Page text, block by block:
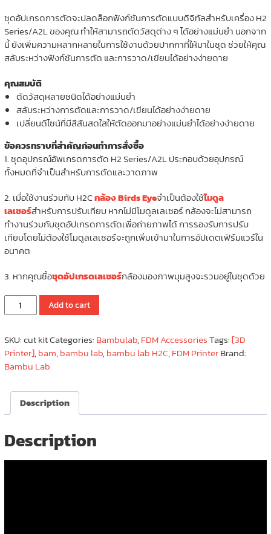
ชุดอัปเกรดการตัดจะปลดล็อกฟังก์ชันการตัดแบบดิจิทัลสำหรับเครื่อง H2
Series/A2L ของคุณ ทำให้สามารถตัดวัสดุต่าง ๆ ได้อย่างแม่นยำ นอกจาก
นี้ ยังเพิ่มความหลากหลายในการใช้งานด้วยปากกาที่ให้มาในชุด ช่วยให้คุณ
สลับระหว่างฟังก์ชันการตัด และการวาด/เขียนได้อย่างง่ายดาย
คุณสมบัติ
ตัดวัสดุหลายชนิดได้อย่างแม่นยำ
สลับระหว่างการตัดและการวาด/เขียนได้อย่างง่ายดาย
เปลี่ยนดีไซน์ที่มีสีสันสดใสให้ตัดออกมาอย่างแม่นยำได้อย่างง่ายดาย
ข้อควรทราบที่สำคัญก่อนทำการสั่งซื้อ
1. ชุดอุปกรณ์อัพเกรดการตัด H2 Series/A2L ประกอบด้วยอุปกรณ์
ทั้งหมดที่จำเป็นสำหรับการตัดและวาดภาพ
2. เมื่อใช้งานร่วมกับ H2Cกล้อง Birds Eyeจำเป็นต้องใช้โมดูล
เลเซอร์สำหรับการปรับเทียบ หากไม่มีโมดูลเลเซอร์ กล้องจะไม่สามารถ
ทำงานร่วมกับชุดอัปเกรดการตัดเพื่อถ่ายภาพได้ การรองรับการปรับ
เทียบโดยไม่ต้องใช้โมดูลเลเซอร์จะถูกเพิ่มเข้ามาในการอัปเดตเฟิร์มแวร์ใน
อนาคต
3. หากคุณซื้อชุดอัปเกรดเลเซอร์กล้องมองภาพมุมสูงจะรวมอยู่ในชุดด้วย
Cutting
Upgrade
-
H2
Series/A2L
หัว
ที่
จับ
ปากกา
Add to cart
SKU:cut kitCategories: Bambulab,FDM AccessoriesTags:[3D
Printer],bam,bambu lab,bambu lab H2C,FDM PrinterBrand:
Bambu Lab
Description
Description